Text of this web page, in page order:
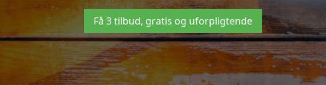
Få 3 tilbud, gratis og uforpligtende